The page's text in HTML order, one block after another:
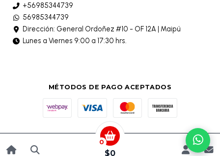
0
$0
+56985344739
56985344739
Dirección: General Ordoñez #10 - OF 12A | Maipú
Lunes a Viernes 9:00 a 17:30 hrs.
MÉTODOS DE PAGO ACEPTADOS